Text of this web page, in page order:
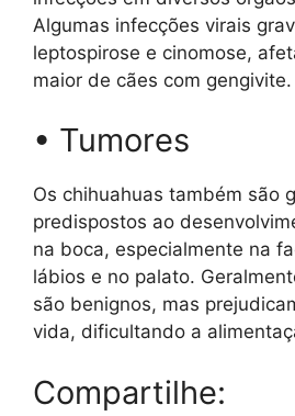
Algumas infecções virais
leptospirose e cinomose,
maior de cães com gengivite.
• Tumores
Os chihuahuas também são
predispostos ao
na boca, especialmente na
lábios e no palato.
são benignos, mas
vida, dificultando a
Compartilhe: